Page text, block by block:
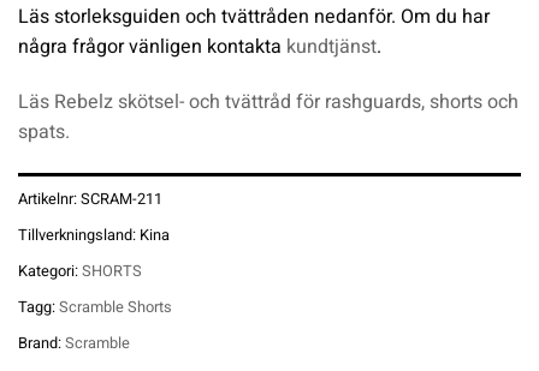
Läs storleksguiden och tvättråden nedanför. Om du har
några frågor vänligen kontakta kundtjänst.
Läs Rebelz skötsel- och tvättråd för rashguards, shorts och
spats.
Artikelnr:SCRAM-211
Tillverkningsland: Kina
Kategori:SHORTS
Tagg:Scramble Shorts
Brand:Scramble